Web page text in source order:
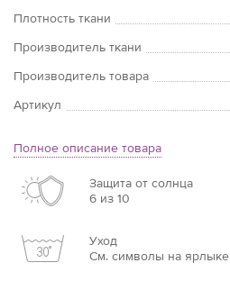
Плотность ткани
Производитель ткани
Производитель товара
Артикул
Полное описание товара
Защита от солнца
6 из 10
Уход
См. символы на ярлыке